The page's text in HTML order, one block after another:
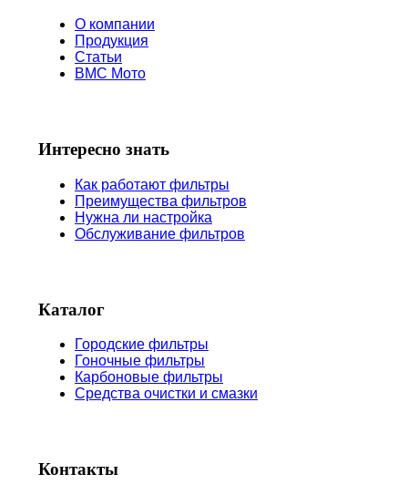
О компании
Продукция
Статьи
BMC Мото
Интересно знать
Как работают фильтры
Преимущества фильтров
Нужна ли настройка
Обслуживание фильтров
Каталог
Городские фильтры
Гоночные фильтры
Карбоновые фильтры
Средства очистки и смазки
Контакты